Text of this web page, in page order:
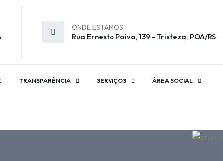
ONDE ESTAMOS
Rua Ernesto Paiva, 139 - Tristeza, POA/RS
TRANSPARÊNCIA SERVIÇOS ÁREA SOCIAL